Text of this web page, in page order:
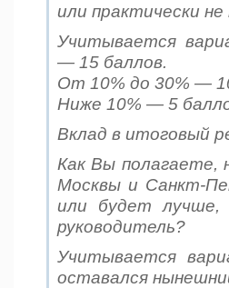
или практически
Учитывается
— 15 баллов.
От 10% до 30% —
Ниже 10% — 5
Вклад в итоговый
Как Вы полагаете,
Москвы и Санкт-
или будет лучше,
руководитель?
Учитывается
оставался